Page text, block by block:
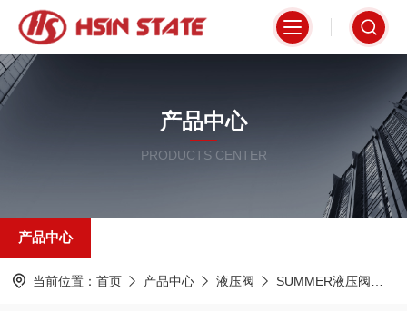
产品中心
PRODUCTS CENTER
产品中心
当前位置： 首页 产品中心 液压阀 SUMMER液压阀